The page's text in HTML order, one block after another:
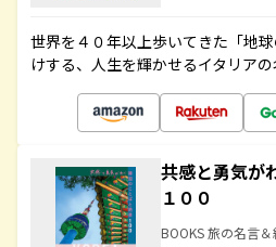
世界を４０年以上歩いてきた「地
けする、人生を輝かせるイタリア
共感と勇気が
１００
BOOKS 旅の名言＆